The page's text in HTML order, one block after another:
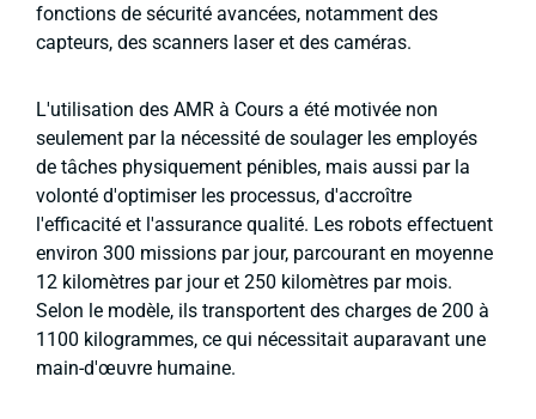
fonctions de sécurité avancées, notamment des
capteurs, des scanners laser et des caméras.
L'utilisation des AMR à Cours a été motivée non
seulement par la nécessité de soulager les employés
de tâches physiquement pénibles, mais aussi par la
volonté d'optimiser les processus, d'accroître
l'efficacité et l'assurance qualité. Les robots effectuent
environ 300 missions par jour, parcourant en moyenne
12 kilomètres par jour et 250 kilomètres par mois.
Selon le modèle, ils transportent des charges de 200 à
1100 kilogrammes, ce qui nécessitait auparavant une
main-d'œuvre humaine.